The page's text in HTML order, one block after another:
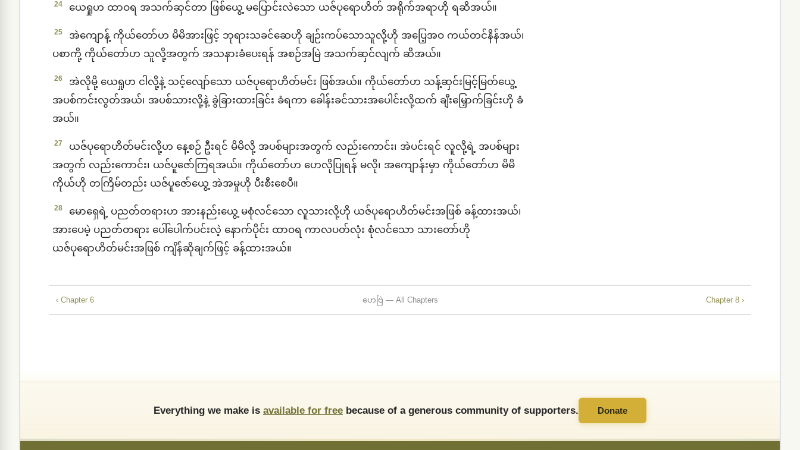
24 ယေရှုဟ ထာဝရ အသက်ဆှင်တာ ဖြစ်ယွေ့ မပြောင်းလဲသော ယဇ်ပုရောဟိတ် အရိုက်အရာဟို ရဆိအယ်။
25
အဲကျောန့် ကိုယ်တော်ဟ မိမိအားဖြင့် ဘုရားသခင်ဆေဟို ချဉ်းကပ်သောသူလို့ဟို အပြေ့အဝ ကယ်တင်နိန်အယ်၊
ပစာကို့ ကိုယ်တော်ဟ သူလို့အတွက် အသနားခံပေးရန် အစဉ်အမြဲ အသက်ဆှင်လျက် ဆိအယ်။
26
အဲလိုမို့ ယေရှုဟ ငါလို့နဲ့ သင့်လျော်သော ယဇ်ပုရောဟိတ်မင်း ဖြစ်အယ်။ ကိုယ်တော်ဟ သန့်ဆှင်းမြင့်မြတ်ယွေ့
အပစ်ကင်းလွတ်အယ်၊ အပစ်သားလို့နဲ့ ခွဲခြားထားခြင်း ခံရကာ ခေါန်းခင်သားအပေါင်းလို့ထက် ချီးမြှောက်ခြင်းဟို ခံ
အယ်။
27
ယဇ်ပုရောဟိတ်မင်းလို့ဟ နေ့စဉ် ဦးရင် မိမိလို့ အပစ်များအတွက် လည်းကောင်း၊ အဲပင်းရင် လူလို့ရဲ့ အပစ်များ
အတွက် လည်းကောင်း၊ ယဇ်ပူဇော်ကြရအယ်။ ကိုယ်တော်ဟ ဟေလိုပြုရန် မလို၊ အကျောန်းမှာ ကိုယ်တော်ဟ မိမိ
ကိုယ်ဟို တကြိမ်တည်း ယဇ်ပူဇော်ယွေ့ အဲအမှုဟို ပီးစီးစေပီ။
28
မောရှေရဲ့ ပညတ်တရားဟ အားနည်းယွေ့ မစုံလင်သော လူသားလို့ဟို ယဇ်ပုရောဟိတ်မင်းအဖြစ် ခန့်ထားအယ်၊
အားပေမဲ့ ပညတ်တရား ပေါ်ပေါက်ပင်းလဲ့ နောက်ပိုင်း ထာဝရ ကာလပတ်လုံး စုံလင်သော သားတော်ဟို
ယဇ်ပုရောဟိတ်မင်းအဖြစ် ကျိန်ဆိုချက်ဖြင့် ခန့်ထားအယ်။
‹ Chapter 6 ဟေဗြဲ — All Chapters Chapter 8 ›
Everything we make is available for free because of a generous community of supporters. Donate